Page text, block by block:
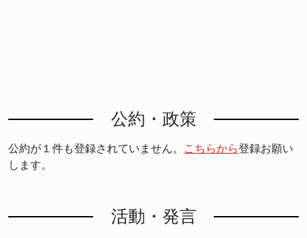
公約・政策
公約が１件も登録されていません。 こちらから登録お願い
します。
活動・発言